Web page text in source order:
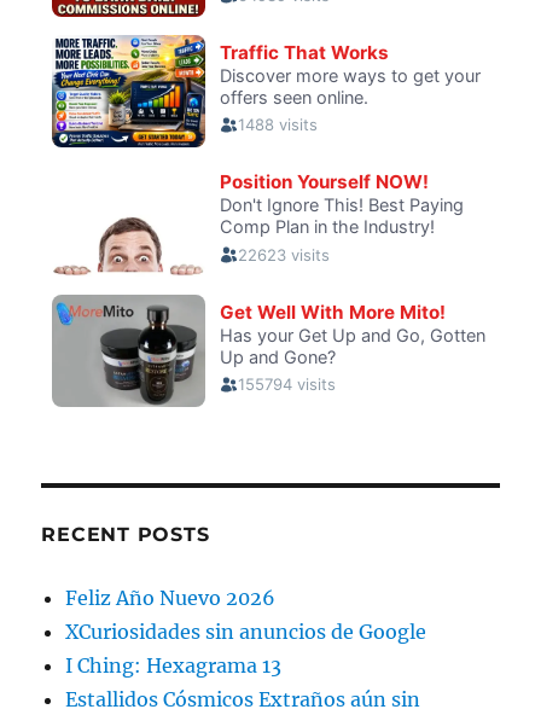
RECENT POSTS
Feliz Año Nuevo 2026
XCuriosidades sin anuncios de Google
I Ching: Hexagrama 13
Estallidos Cósmicos Extraños aún sin